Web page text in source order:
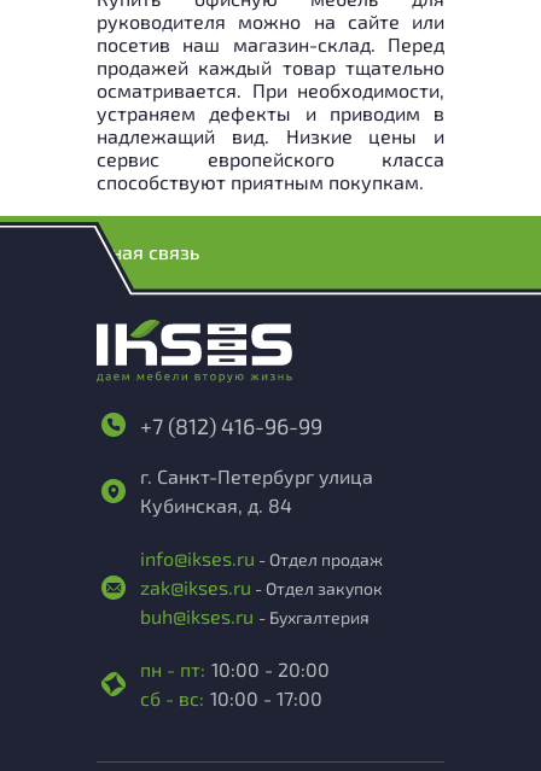
руководителя можно на сайте или
посетив наш магазин-склад. Перед
продажей каждый товар тщательно
осматривается. При необходимости,
устраняем дефекты и приводим в
надлежащий вид. Низкие цены и
сервис европейского класса
способствуют приятным покупкам.
Обратная связь
+7 (812) 416-96-99
г. Санкт-Петербург улица
Кубинская, д. 84
info@ikses.ru - Отдел продаж
zak@ikses.ru - Отдел закупок
buh@ikses.ru - Бухгалтерия
пн - пт: 10:00 - 20:00
сб - вс: 10:00 - 17:00